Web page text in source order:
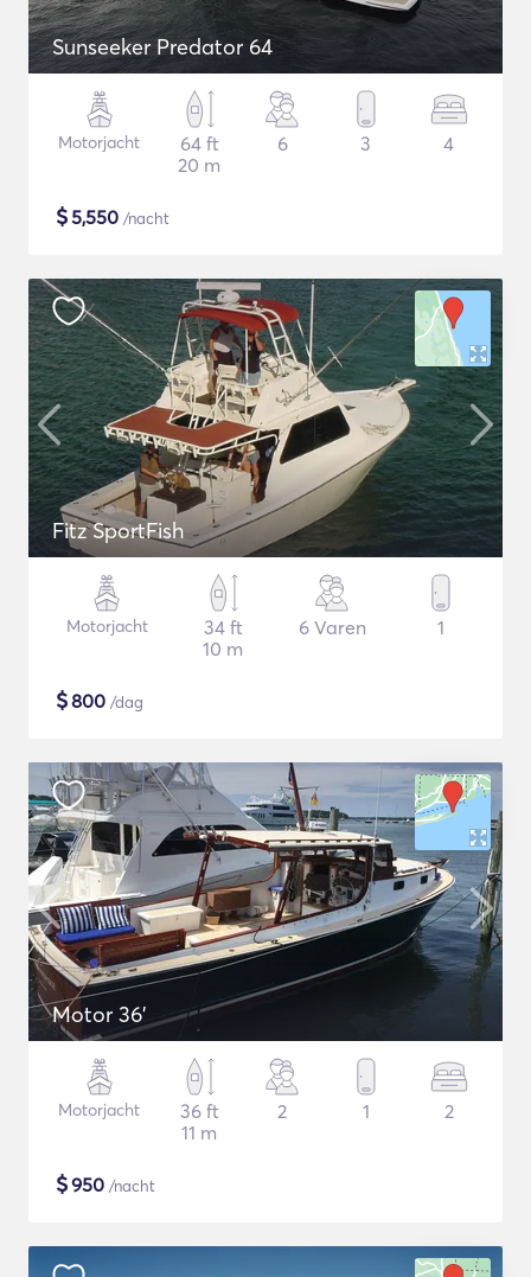
Sunseeker Predator 64
Motorjacht
64 ft
20 m
6 3 4
$5,550 /nacht
Fitz SportFish
Motorjacht
34 ft
10 m
6 Varen 1
$800 /dag
Motor 36'
Motorjacht
36 ft
11 m
2 1 2
$950 /nacht